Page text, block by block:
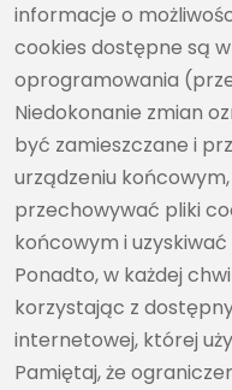
informacje o
cookies dostępne są
oprogramowania
Niedokonanie zmian
być zamieszczane i
urządzeniu
przechowywać pliki
końcowym i
Ponadto, w każdej
korzystając z
internetowej, której
Pamiętaj, że